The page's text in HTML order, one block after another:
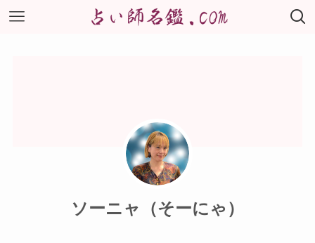
ソーニャ（そーにゃ）